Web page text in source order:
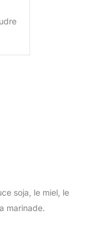
soja, le miel, le
marinade.